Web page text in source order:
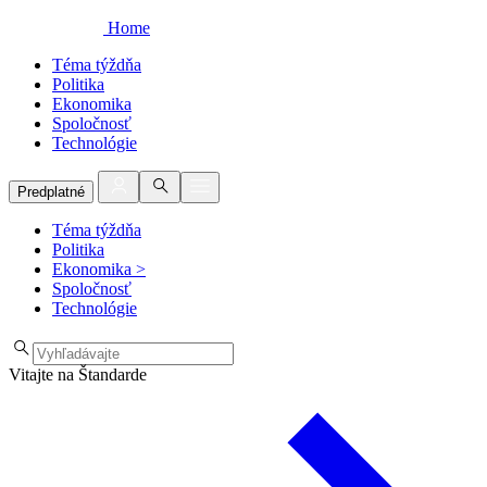
Home
Téma týždňa
Politika
Ekonomika
Spoločnosť
Technológie
Predplatné
Téma týždňa
Politika
Ekonomika >
Spoločnosť
Technológie
Vitajte na Štandarde